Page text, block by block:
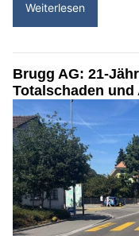
Weiterlesen
Brugg AG: 21-
Totalschaden und